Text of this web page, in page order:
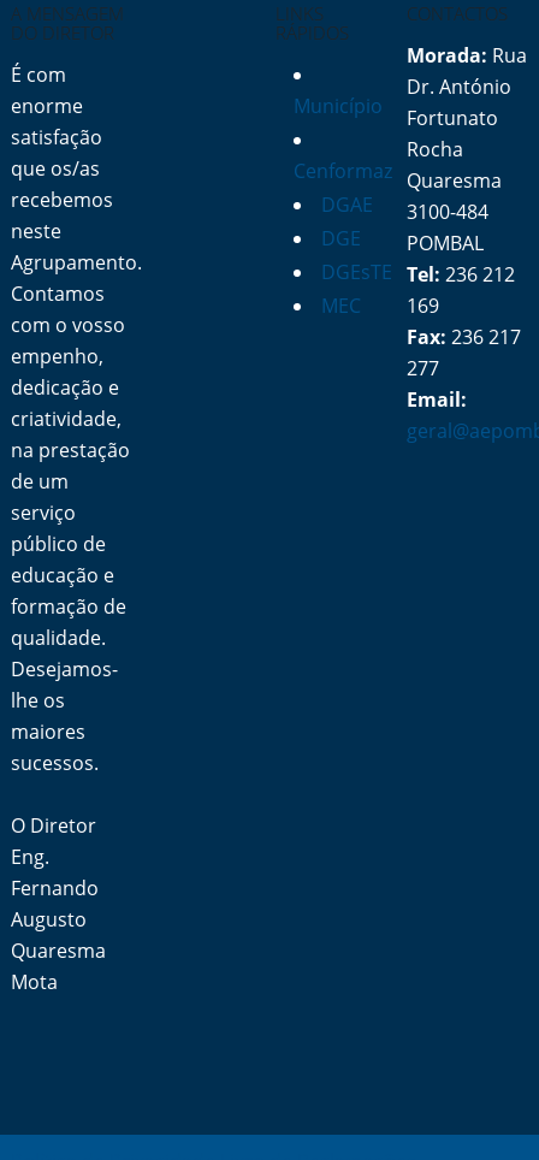
A MENSAGEM
DO DIRETOR
É com
enorme
satisfação
que os/as
recebemos
neste
Agrupamento.
Contamos
com o vosso
empenho,
dedicação e
criatividade,
na prestação
de um
serviço
público de
educação e
formação de
qualidade.
Desejamos-
lhe os
maiores
sucessos.
O Diretor
Eng.
Fernando
Augusto
Quaresma
Mota
LINKS
RÁPIDOS
Município
Cenformaz
DGAE
DGE
DGEsTE
MEC
CONTACTOS
Morada: Rua
Dr. António
Fortunato
Rocha
Quaresma
3100-484
POMBAL
Tel: 236 212
169
Fax: 236 217
277
Email: